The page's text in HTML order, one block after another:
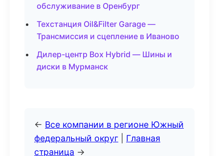
обслуживание в Оренбург
Техстанция Oil&Filter Garage —
Трансмиссия и сцепление в Иваново
Дилер-центр Box Hybrid — Шины и
диски в Мурманск
← Все компании в регионе Южный
федеральный округ
Главная
страница →